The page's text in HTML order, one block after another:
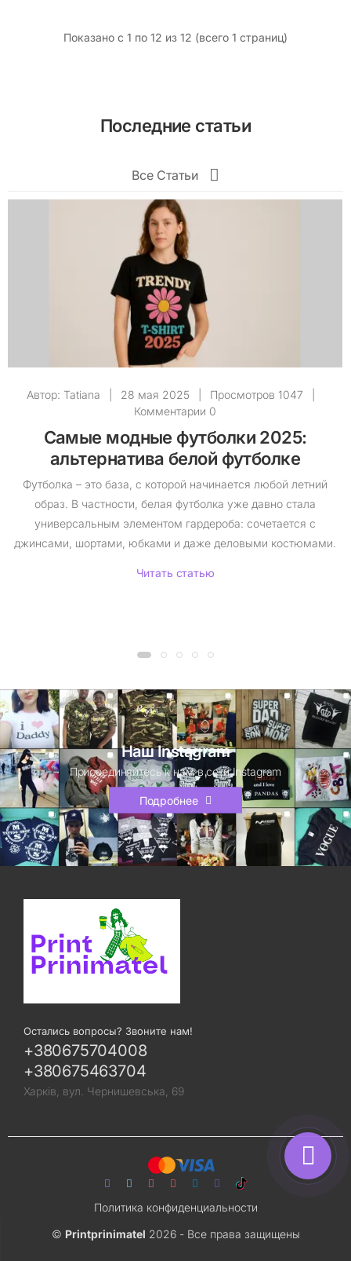
Показано с 1 по 12 из 12 (всего 1 страниц)
Последние статьи
Все Статьи
Автор:Tatiana 28 мая 2025 Просмотров 1047
Комментарии 0
Самые модные футболки 2025:
альтернатива белой футболке
Футболка – это база, с которой начинается любой летний
образ. В частности, белая футболка уже давно стала
универсальным элементом гардероба: сочетается с
джинсами, шортами, юбками и даже деловыми костюмами.
Читать статью
Наш Instagram
Присоединяйтесь к нам в сети Instagram
Подробнее
Остались вопросы? Звоните нам!
+380675704008
+380675463704
Харків, вул. Чернишевська, 69
© Printprinimatel 2026 - Все права защищены
Политика конфиденциальности